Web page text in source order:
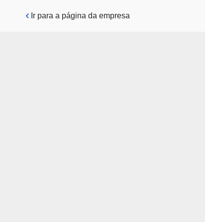
Pular para o conteúdo principal
Ir para a página da empresa